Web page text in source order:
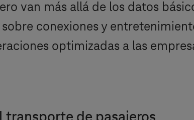
van más allá de los datos
conexiones y
optimizadas a las